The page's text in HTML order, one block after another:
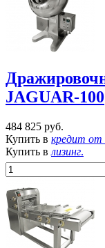
JAGUAR-100
484 825 руб.
Купить в кредит от
Купить в лизинг.